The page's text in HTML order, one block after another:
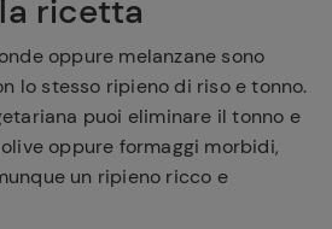
ricetta
oppure melanzane sono
lo stesso ripieno di riso e tonno.
puoi eliminare il tonno e
oppure formaggi morbidi,
un ripieno ricco e